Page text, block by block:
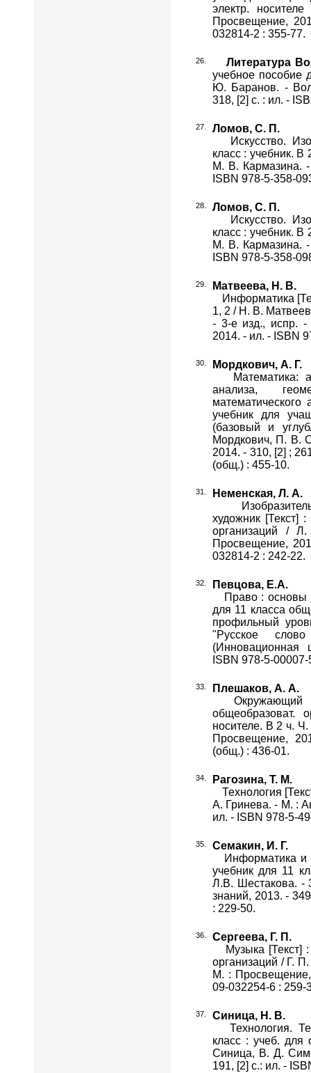
электр.
Просвещение,
032814-2 : 355-77.
Литература
учебное пособие
Ю. Баранов. -
318, [2] с. : ил. -
Ломов, С. П.
Искусство.
класс : учебник.
М. В. Кармазина.
ISBN 978-5-358-
Ломов, С. П.
Искусство.
класс : учебник.
М. В. Кармазина.
ISBN 978-5-358-
Матвеева, Н. В.
Информатика
1, 2 / Н. В.
- 3-е изд., испр.
2014. - ил. - ISBN
Мордкович, А. Г.
Математика:
анализа,
учебник для
(базовый и
Мордкович, П. В.
2014. - 310, [2] ;
(общ.) : 455-10.
Неменская, Л. А.
художник [Текст]
организаций /
Просвещение,
032814-2 : 242-22.
Певцова, Е.А.
Право : основы
для 11 класса
профильный
"Русское
(Инновационная
ISBN 978-5-
Плешаков, А. А.
Окружающий
общеобразоват.
носителе. В 2 ч.
Просвещение,
(общ.) : 436-01.
Рагозина, Т. М.
Технология
А. Гринева. - М. :
ил. - ISBN 978-5-
Семакин, И. Г.
Информатика и
учебник для 11
Л.В. Шестакова.
знаний, 2013. -
: 229-50.
Сергеева, Г. П.
Музыка [Текст] :
организаций / Г.
М. :
09-032254-6 : 259-
Синица, Н. В.
Технология.
класс : учеб. для
Синица, В. Д.
191, [2] с.: ил. -